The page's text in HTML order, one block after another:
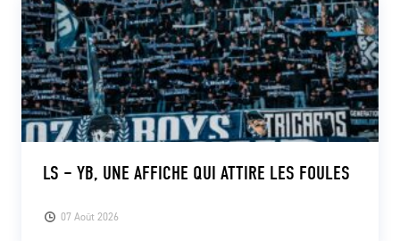
07 Août 2026
LS – YB, UNE AFFICHE QUI ATTIRE LES FOULES